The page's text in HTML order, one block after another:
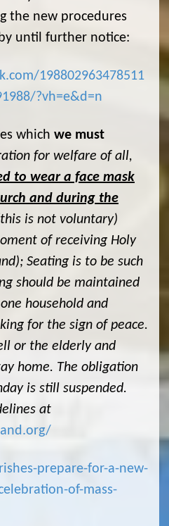
the new procedures
until further notice:
198802963478511
?vh=e&d=n
which we must
for welfare of all,
to wear a face mask
and during the
is not voluntary)
of receiving Holy
Seating is to be such
should be maintained
household and
for the sign of peace.
or the elderly and
home. The obligation
is still suspended.
at
prepare-for-a-new-
of-mass-